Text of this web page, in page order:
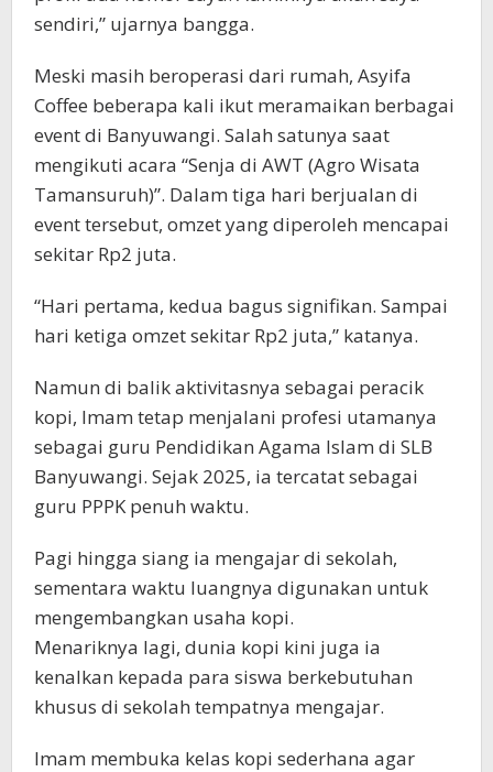
sendiri,” ujarnya bangga.
Meski masih beroperasi dari rumah, Asyifa
Coffee beberapa kali ikut meramaikan berbagai
event di Banyuwangi. Salah satunya saat
mengikuti acara “Senja di AWT (Agro Wisata
Tamansuruh)”. Dalam tiga hari berjualan di
event tersebut, omzet yang diperoleh mencapai
sekitar Rp2 juta.
“Hari pertama, kedua bagus signifikan. Sampai
hari ketiga omzet sekitar Rp2 juta,” katanya.
Namun di balik aktivitasnya sebagai peracik
kopi, Imam tetap menjalani profesi utamanya
sebagai guru Pendidikan Agama Islam di SLB
Banyuwangi. Sejak 2025, ia tercatat sebagai
guru PPPK penuh waktu.
Pagi hingga siang ia mengajar di sekolah,
sementara waktu luangnya digunakan untuk
mengembangkan usaha kopi.
Menariknya lagi, dunia kopi kini juga ia
kenalkan kepada para siswa berkebutuhan
khusus di sekolah tempatnya mengajar.
Imam membuka kelas kopi sederhana agar